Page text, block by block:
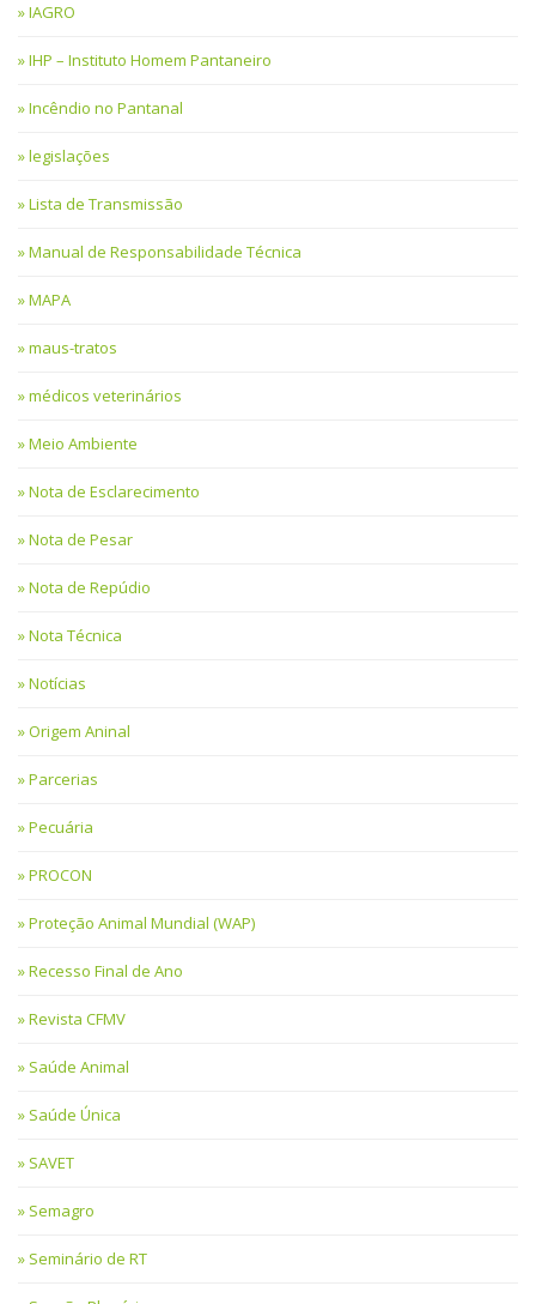
IAGRO
IHP – Instituto Homem Pantaneiro
Incêndio no Pantanal
legislações
Lista de Transmissão
Manual de Responsabilidade Técnica
MAPA
maus-tratos
médicos veterinários
Meio Ambiente
Nota de Esclarecimento
Nota de Pesar
Nota de Repúdio
Nota Técnica
Notícias
Origem Aninal
Parcerias
Pecuária
PROCON
Proteção Animal Mundial (WAP)
Recesso Final de Ano
Revista CFMV
Saúde Animal
Saúde Única
SAVET
Semagro
Seminário de RT